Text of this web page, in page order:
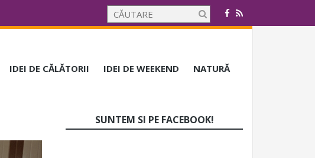
IDEI DE CĂLĂTORII IDEI DE WEEKEND NATURĂ
SUNTEM SI PE FACEBOOK!